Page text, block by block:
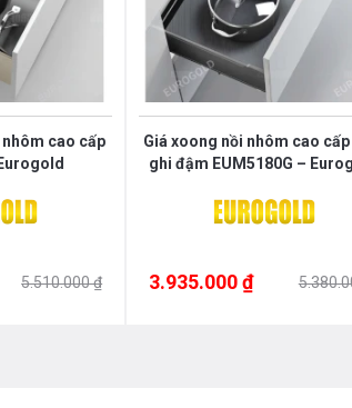
cao cấp
5.510.000 ₫
Giá xoong nồi nhôm cao cấp
ghi đậm EUM5180G –
3.935.000 ₫